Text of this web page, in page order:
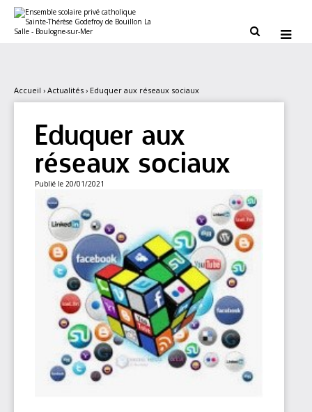
contenu.
personnels
 
Accueil › Actualités › Eduquer aux réseaux sociaux
Eduquer aux
réseaux sociaux
Publié le 20/01/2021